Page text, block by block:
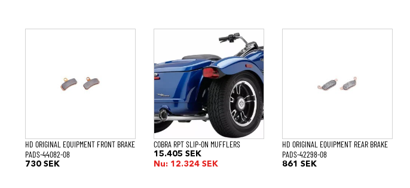
HD ORIGINAL EQUIPMENT FRONT BRAKE
PADS-44082-08
730 SEK
COBRA RPT SLIP-ON MUFFLERS
15.405SEK
Nu: 12.324SEK
HD ORIGINAL EQUIPMENT REAR BRAKE
PADS-42298-08
861SEK